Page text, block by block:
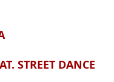
STREET DANCE